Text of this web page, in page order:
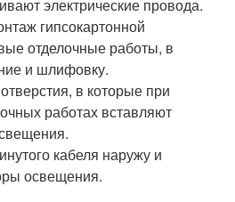
электрические провода.
гипсокартонной
отделочные работы, в
и шлифовку.
в которые при
работах вставляют
кабеля наружу и
освещения.